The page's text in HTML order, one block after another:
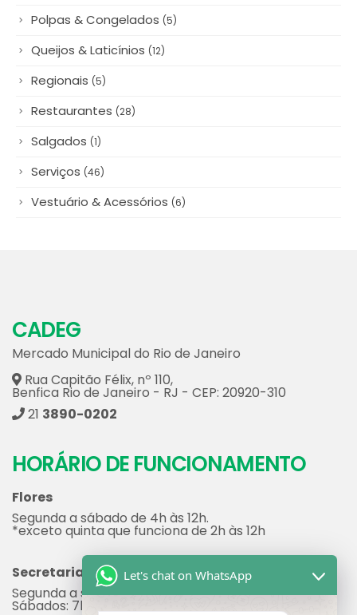
CADEG
Mercado Municipal do Rio de Janeiro
Rua Capitão Félix, nº 110,
Benfica Rio de Janeiro - RJ - CEP: 20920-310
213890-0202
*exceto quinta que funciona de 2h às 12h
Secretaria
Segunda a sexta: 7h às 17h
Sábados: 7h às 12h
Segunda a sexta: 8h às 17h
Lojas
Cada loja possui seu próprio horário de
funcionamento.
Let's chat on WhatsApp